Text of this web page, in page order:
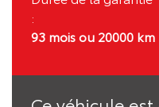
:
93 mois ou 20000 km